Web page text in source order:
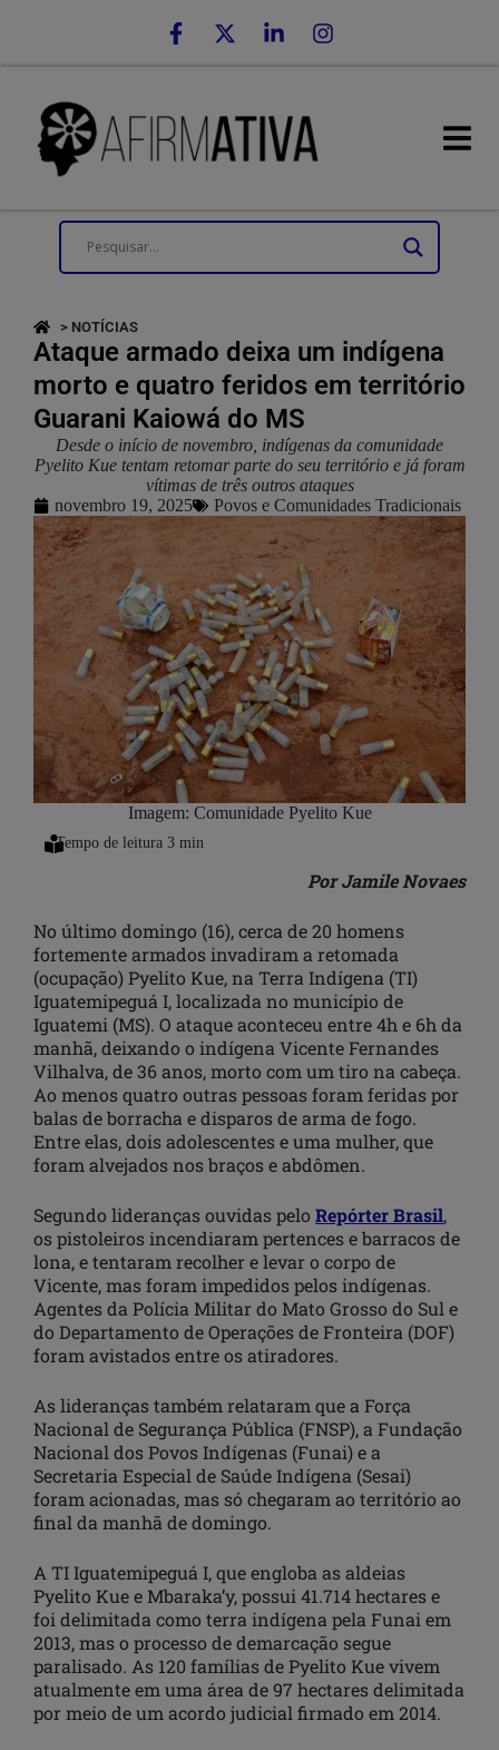
> NOTÍCIAS
Ataque armado deixa um indígena
morto e quatro feridos em território
Guarani Kaiowá do MS
Desde o início de novembro, indígenas da comunidade
Pyelito Kue tentam retomar parte do seu território e já foram
vítimas de três outros ataques
novembro 19, 2025
Povos e Comunidades Tradicionais
Imagem: Comunidade Pyelito Kue
Por Jamile Novaes
No último domingo (16), cerca de 20 homens
fortemente armados invadiram a retomada
(ocupação) Pyelito Kue, na Terra Indígena (TI)
Iguatemipeguá I, localizada no município de
Iguatemi (MS). O ataque aconteceu entre 4h e 6h da
manhã, deixando o indígena Vicente Fernandes
Vilhalva, de 36 anos, morto com um tiro na cabeça.
Ao menos quatro outras pessoas foram feridas por
balas de borracha e disparos de arma de fogo.
Entre elas, dois adolescentes e uma mulher, que
foram alvejados nos braços e abdômen.
Segundo lideranças ouvidas pelo Repórter Brasil,
os pistoleiros incendiaram pertences e barracos de
lona, e tentaram recolher e levar o corpo de
Vicente, mas foram impedidos pelos indígenas.
Agentes da Polícia Militar do Mato Grosso do Sul e
do Departamento de Operações de Fronteira (DOF)
foram avistados entre os atiradores.
As lideranças também relataram que a Força
Nacional de Segurança Pública (FNSP), a Fundação
Nacional dos Povos Indígenas (Funai) e a
Secretaria Especial de Saúde Indígena (Sesai)
foram acionadas, mas só chegaram ao território ao
final da manhã de domingo.
A TI Iguatemipeguá I, que engloba as aldeias
Pyelito Kue e Mbaraka’y, possui 41.714 hectares e
foi delimitada como terra indígena pela Funai em
2013, mas o processo de demarcação segue
paralisado. As 120 famílias de Pyelito Kue vivem
atualmente em uma área de 97 hectares delimitada
por meio de um acordo judicial firmado em 2014.